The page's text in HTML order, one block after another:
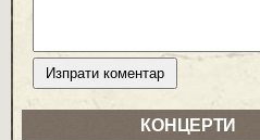
КОНЦЕРТИ